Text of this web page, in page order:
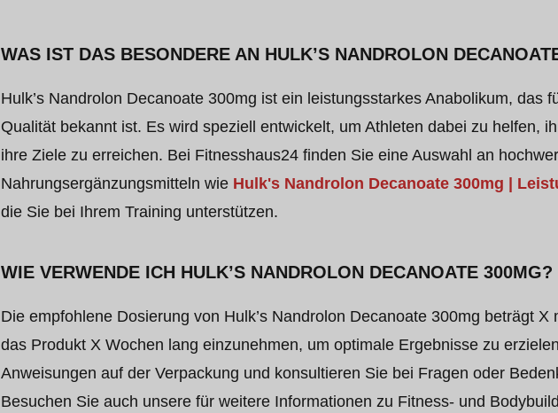
WAS IST DAS BESONDERE AN HULK’S NANDROLON
Hulk’s Nandrolon Decanoate 300mg ist ein leistungsstarkes Anabolikum, das
Qualität bekannt ist. Es wird speziell entwickelt, um Athleten dabei zu helfen,
ihre Ziele zu erreichen. Bei Fitnesshaus24 finden Sie eine Auswahl an
Nahrungsergänzungsmitteln wie Hulk's Nandrolon Decanoate 300mg |
die Sie bei Ihrem Training unterstützen.
WIE VERWENDE ICH HULK’S NANDROLON DECANOATE 300MG?
Die empfohlene Dosierung von Hulk’s Nandrolon Decanoate 300mg beträgt X
das Produkt X Wochen lang einzunehmen, um optimale Ergebnisse zu
Anweisungen auf der Verpackung und konsultieren Sie bei Fragen oder
Besuchen Sie auch unserefür weitere Informationen zu Fitness- und